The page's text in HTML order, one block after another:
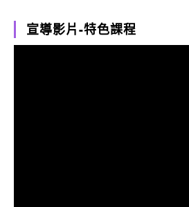
宣導影片-特色課程